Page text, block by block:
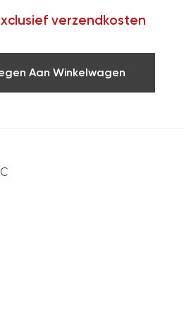
verzendkosten
Aan Winkelwagen